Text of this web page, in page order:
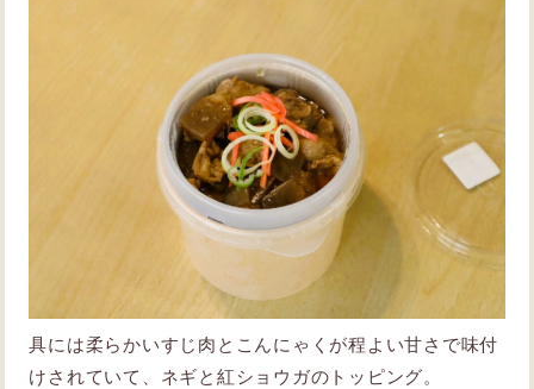
具には柔らかいすじ肉とこんにゃくが程よい甘さで味付
けされていて、ネギと紅ショウガのトッピング。